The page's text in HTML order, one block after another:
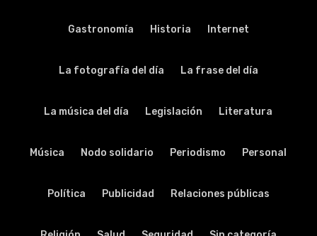
Gastronomía Historia Internet
La fotografía del día La frase del día
La música del día Legislación Literatura
Música Nodo solidario Periodismo Personal
Política Publicidad Relaciones públicas